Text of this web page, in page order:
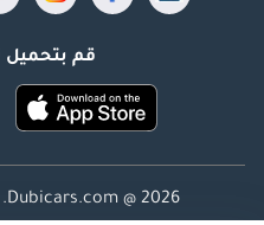
قم بتحميل
Dubicars.com @ 2026. جميع الحقوق محفوظة.